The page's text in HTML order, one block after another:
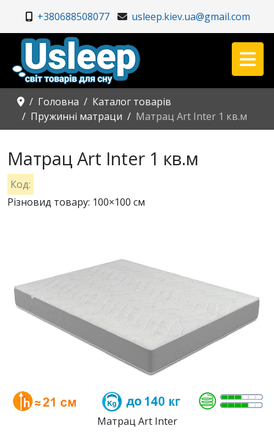
+380688508077 usleep.kiev.ua@gmail.com
Головна
Каталог товарів
Пружинні матраци
Матрац Art Inter 1 кв.м
Матрац Art Inter 1 кв.м
Код:
Різновид товару: 100×100 см
Матрац Art Inter